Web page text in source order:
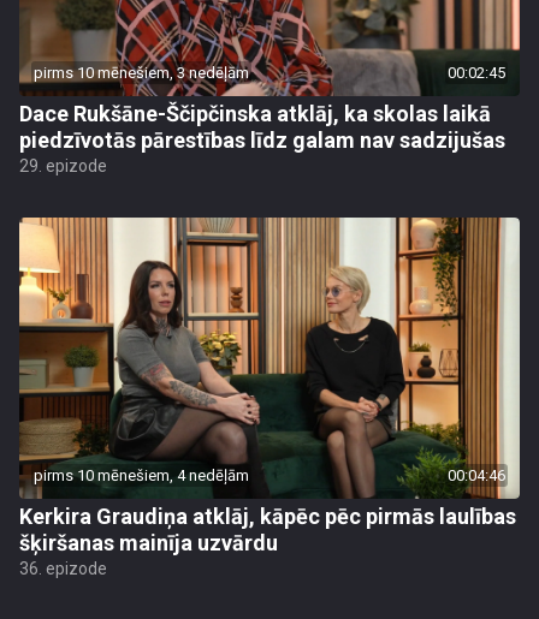
pirms 10 mēnešiem, 3 nedēļām 00:02:45
Dace Rukšāne-Ščipčinska atklāj, ka skolas laikā
piedzīvotās pārestības līdz galam nav sadzijušas
29. epizode
pirms 10 mēnešiem, 4 nedēļām 00:04:46
Kerkira Graudiņa atklāj, kāpēc pēc pirmās laulības
šķiršanas mainīja uzvārdu
36. epizode